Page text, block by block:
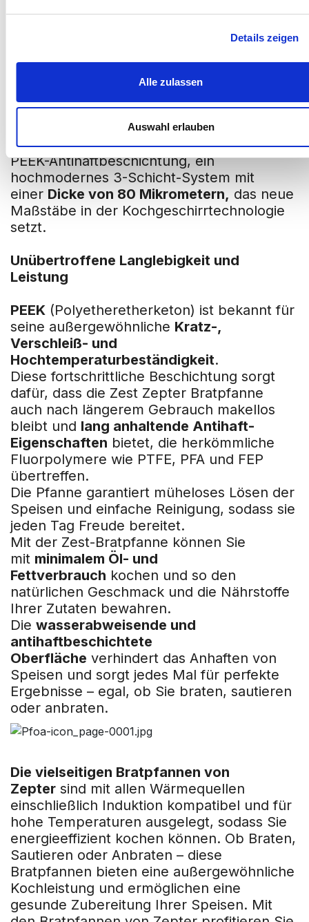
Details zeigen
Alle zulassen
Auswahl erlauben
Zepter-Bratpfanneist ein Meisterwerk
Langlebigkeit, Leistung und gesundes
Kochen entwickelt wurde.
Das Herzstück bildet die revolutionäre C3+
PEEK-Antihaftbeschichtung, ein
hochmodernes 3-Schicht-System mit
einer Dicke von 80 Mikrometern, das neue
Maßstäbe in der Kochgeschirrtechnologie
setzt.
Unübertroffene Langlebigkeit und
Leistung
PEEK (Polyetheretherketon) ist bekannt für
seine außergewöhnliche Kratz-,
Verschleiß- und
Hochtemperaturbeständigkeit.
Diese fortschrittliche Beschichtung sorgt
dafür, dass die Zest Zepter Bratpfanne
auch nach längerem Gebrauch makellos
bleibt und lang anhaltende Antihaft-
Eigenschaften bietet, die herkömmliche
Fluorpolymere wie PTFE, PFA und FEP
übertreffen.
Die Pfanne garantiert müheloses Lösen der
Speisen und einfache Reinigung, sodass sie
jeden Tag Freude bereitet.
Mit der Zest-Bratpfanne können Sie
mit minimalem Öl- und
Fettverbrauch kochen und so den
natürlichen Geschmack und die Nährstoffe
Ihrer Zutaten bewahren.
Die wasserabweisende und
antihaftbeschichtete
Oberfläche verhindert das Anhaften von
Speisen und sorgt jedes Mal für perfekte
Ergebnisse – egal, ob Sie braten, sautieren
oder anbraten.
Die vielseitigen Bratpfannen von
Zepter sind mit allen Wärmequellen
einschließlich Induktion kompatibel und für
hohe Temperaturen ausgelegt, sodass Sie
energieeffizient kochen können. Ob Braten,
Sautieren oder Anbraten – diese
Bratpfannen bieten eine außergewöhnliche
Kochleistung und ermöglichen eine
gesunde Zubereitung Ihrer Speisen. Mit